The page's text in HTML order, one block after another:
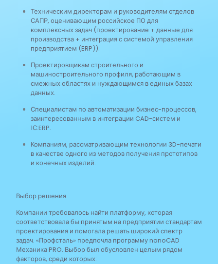
Техническим директорам и руководителям отделов
САПР, оценивающим российское ПО для
комплексных задач (проектирование + данные для
производства + интеграция с системой управления
предприятием (ERP)).
Проектировщикам строительного и
машиностроительного профиля, работающим в
смежных областях и нуждающимся в единых базах
данных.
Специалистам по автоматизации бизнес-процессов,
заинтересованным в интеграции CAD-систем и
1С:ERP.
Компаниям, рассматривающим технологии 3D-печати
в качестве одного из методов получения прототипов
и конечных изделий.
Выбор решения
Компании требовалось найти платформу, которая
соответствовала бы принятым на предприятии стандартам
проектирования и помогала решать широкий спектр
задач. «Профсталь» предпочла программу nanoCAD
Механика PRO. Выбор был обусловлен целым рядом
факторов, среди которых: